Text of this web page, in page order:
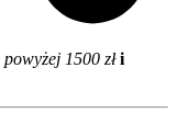
powyżej 1500 złi